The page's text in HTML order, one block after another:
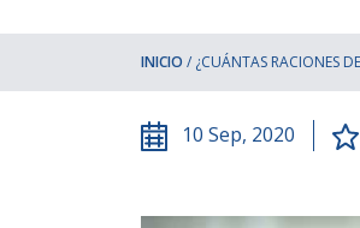
INICIO / ¿CUÁNTAS RACIONES
10 Sep, 2020